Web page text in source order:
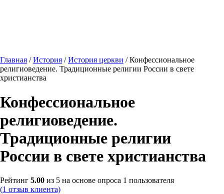
Главная /История /История церкви / Конфессиональное
религиоведение. Традиционные религии России в свете
христианства
Конфессиональное
религиоведение.
Традиционные религии
России в свете христианства
Рейтинг 5.00 из 5 на основе опроса 1 пользователя
(1 отзыв клиента)